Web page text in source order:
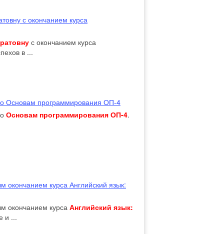
с окончанием курса
с окончанием курса
в ...
Основам программирования ОП-4
Основам программирования ОП-4.
окончанием курса Английский язык:
окончанием курсаАнглийский язык:
и ...